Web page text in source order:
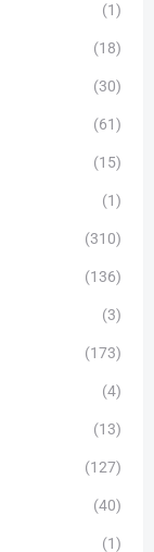
(1)
(18)
(30)
(61)
(15)
(1)
(310)
(136)
(3)
(173)
(4)
(13)
(127)
(40)
(1)